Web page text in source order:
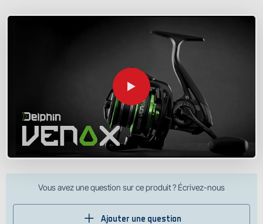
Vous avez une question sur ce produit ? Écrivez-nous
Ajouter une question